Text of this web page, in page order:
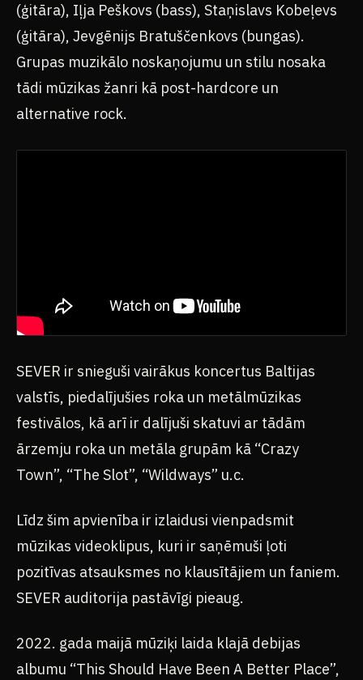
(ģitāra), Iļja Peškovs (bass), Staņislavs Kobeļevs
(ģitāra), Jevgēnijs Bratuščenkovs (bungas).
Grupas muzikālo noskaņojumu un stilu nosaka
tādi mūzikas žanri kā post-hardcore un
alternative rock.
SEVER ir snieguši vairākus koncertus Baltijas
valstīs, piedalījušies roka un metālmūzikas
festivālos, kā arī ir dalījuši skatuvi ar tādām
ārzemju roka un metāla grupām kā “Crazy
Town”, “The Slot”, “Wildways” u.c.
Līdz šim apvienība ir izlaidusi vienpadsmit
mūzikas videoklipus, kuri ir saņēmuši ļoti
pozitīvas atsauksmes no klausītājiem un faniem.
SEVER auditorija pastāvīgi pieaug.
2022. gada maijā mūziķi laida klajā debijas
albumu “This Should Have Been A Better Place”,